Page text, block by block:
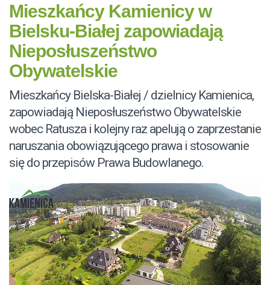
Mieszkańcy Kamienicy w
Bielsku-Białej zapowiadają
Nieposłuszeństwo
Obywatelskie
Mieszkańcy Bielska-Białej / dzielnicy Kamienica,
zapowiadają Nieposłuszeństwo Obywatelskie
wobec Ratusza i kolejny raz apelują o zaprzestanie
naruszania obowiązującego prawa i stosowanie
się do przepisów Prawa Budowlanego.